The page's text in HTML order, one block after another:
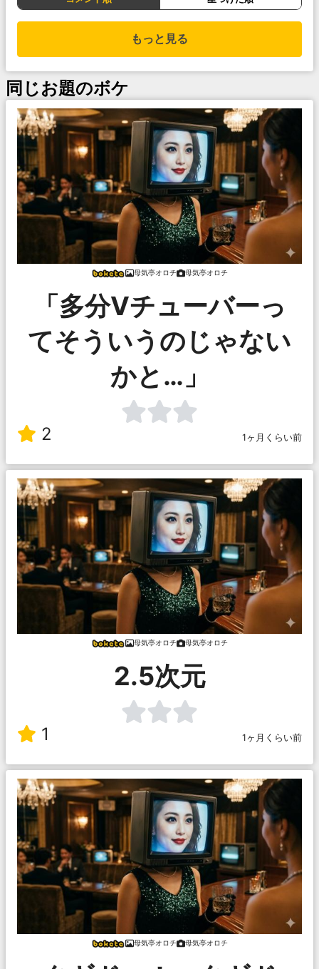
もっと見る
同じお題のボケ
母気亭オロチ 母気亭オロチ
「多分Vチューバーっ
てそういうのじゃない
かと…」
2 1ヶ月くらい前
母気亭オロチ 母気亭オロチ
2.5次元
1 1ヶ月くらい前
母気亭オロチ 母気亭オロチ